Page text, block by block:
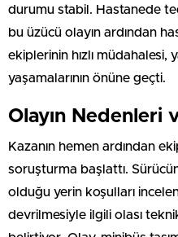
durumu stabil. Hastanede
bu üzücü olayın ardından
ekiplerinin hızlı müdahalesi,
yaşamalarının önüne geçti.
Olayın Nedenleri
Kazanın hemen ardından
soruşturma başlattı.
olduğu yerin koşulları
devrilmesiyle ilgili olası teknik